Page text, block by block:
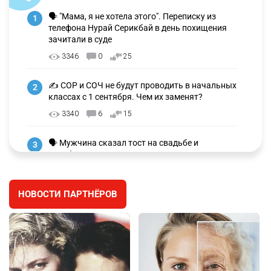
1
🗣 "Мама, я не хотела этого". Переписку из
телефона Нурай Серикбай в день похищения
зачитали в суде
3346 0 25
2
✍️ СОР и СОЧ не будут проводить в начальных
классах с 1 сентября. Чем их заменят?
3340 6 15
3
🗣 Мужчина сказал тост на свадьбе и
заработал уголовное дело
🐏 Скота больше, а мясо дороже. Почему в
Казахстане продолжают расти цены на
баранину и конину
2741
НОВОСТИ ПАРТНЁРОВ